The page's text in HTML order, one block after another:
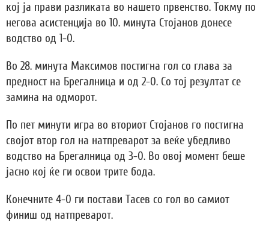
кој ја прави разликата во нашето првенство. Токму по
негова асистенција во 10. минута Стојанов донесе
водство од 1-0.
Во 28. минута Максимов постигна гол со глава за
предност на Брегалница и од 2-0. Со тој резултат се
замина на одморот.
По пет минути игра во вториот Стојанов го постигна
својот втор гол на натпреварот за веќе убедливо
водство на Брегалница од 3-0. Во овој момент беше
јасно кој ќе ги освои трите бода.
Конечните 4-0 ги постави Тасев со гол во самиот
финиш од натпреварот.